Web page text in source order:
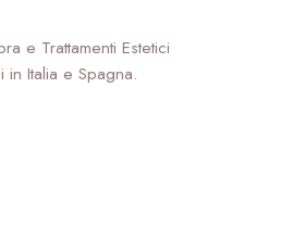
e Trattamenti Estetici
in Italia e Spagna.